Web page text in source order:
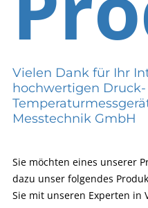
Vielen Dank für Ihr
hochwertigen
Messtechnik GmbH
Sie möchten eines unserer
dazu unser folgendes
Sie mit unseren Experten in